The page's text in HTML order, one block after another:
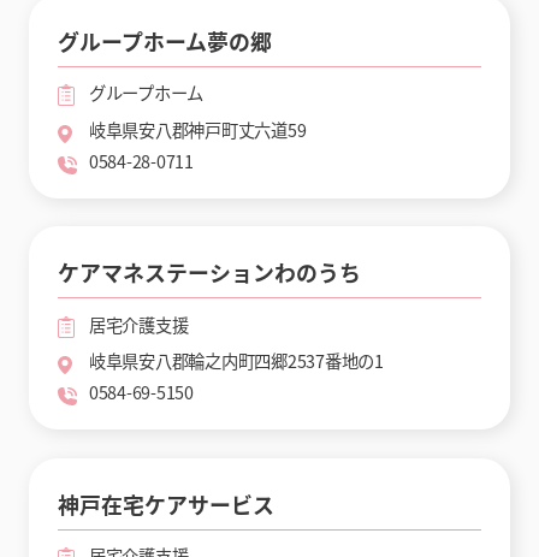
グループホーム夢の郷
グループホーム
岐阜県安八郡神戸町丈六道59
0584-28-0711
ケアマネステーションわのうち
居宅介護支援
岐阜県安八郡輪之内町四郷2537番地の1
0584-69-5150
神戸在宅ケアサービス